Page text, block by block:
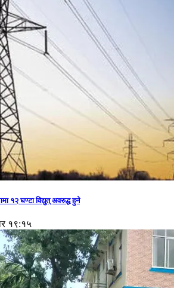
१२ घण्टा विद्युत् अवरुद्ध हुने
१९:१५